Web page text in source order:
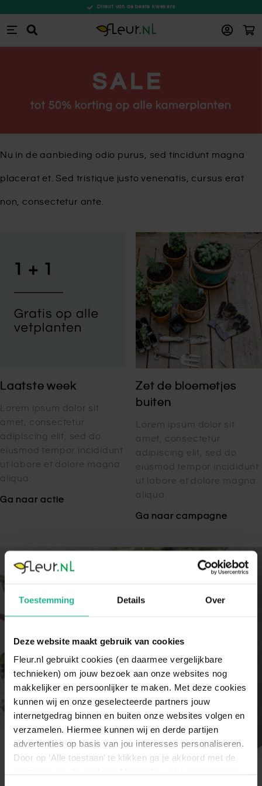
Toestemming Details Over
Deze website maakt gebruik van cookies
Fleur.nl gebruikt cookies (en daarmee vergelijkbare
technieken) om jouw bezoek aan onze websites nog
makkelijker en persoonlijker te maken. Met deze cookies
kunnen wij en onze geselecteerde partners jouw
internetgedrag binnen en buiten onze websites volgen en
verzamelen. Hiermee kunnen wij en derde partijen
advertenties op basis van jou interesses personaliseren.
Door op ‘Alle toestaan’ te klikken ga je akkoord met de
Direct van de beste kwekers
Zoeken
Nu in de aanbieding odio purus, sed tincidunt magna
placerat et. Sed tristique justo venenatis, cursus erat
non, consectetur ante.
Laatste week
Lorem ipsum dolor sit
amet, consectetur
adipiscing elit, sed do
eiusmod tempor incididunt
ut labore et dolore magna
aliqua.
Ga naar actie
Zet de bloemetjes
buiten
Lorem ipsum dolor sit
amet, consectetur
adipiscing elit, sed do
eiusmod tempor incididunt
ut labore et dolore magna
aliqua.
Ga naar campagne
Kamerplanten trends anno 2027
Ontdek de kamerplanten trends van dit jaar. We hebben een